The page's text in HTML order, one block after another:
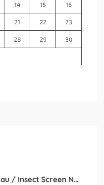
14 15 16
21 22 23
28 29 30
Jaring Kasa Hijau / Insect Screen Net – Kualitas Terjamin & Harga Eceran Terjangkau